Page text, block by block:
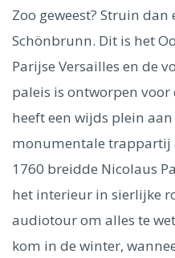
Rome
Dublin
Hong Kong
Madrid
Vancouver
Alles bekijken
Zoo geweest? Struin
Schönbrunn. Dit is het
Parijse Versailles en de
paleis is ontworpen
heeft een wijds plein
monumentale trappartij
1760 breidde Nicolaus
het interieur in sierlijke
audiotour om alles te
kom in de winter,